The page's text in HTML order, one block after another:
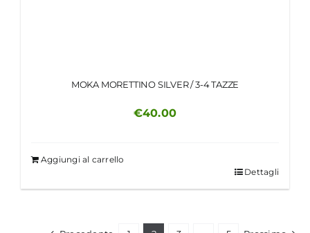
MOKA MORETTINO SILVER / 3-4 TAZZE
€40.00
Aggiungi al carrello
Dettagli